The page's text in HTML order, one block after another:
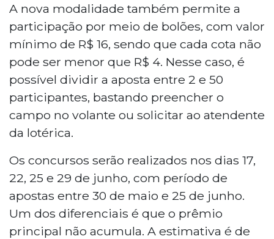
A nova modalidade também permite a
participação por meio de bolões, com valor
mínimo de R$ 16, sendo que cada cota não
pode ser menor que R$ 4. Nesse caso, é
possível dividir a aposta entre 2 e 50
participantes, bastando preencher o
campo no volante ou solicitar ao atendente
da lotérica.
Os concursos serão realizados nos dias 17,
22, 25 e 29 de junho, com período de
apostas entre 30 de maio e 25 de junho.
Um dos diferenciais é que o prêmio
principal não acumula. A estimativa é de